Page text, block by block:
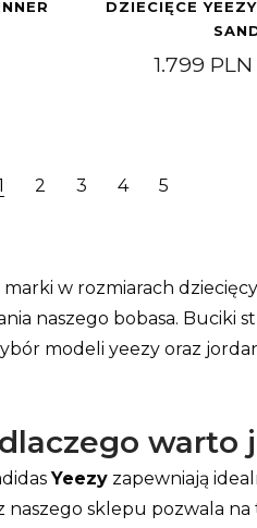
DZIECIĘCE
1.799 PLN
2 3 4 5
w rozmiarach
naszego bobasa. Buciki
modeli yeezy oraz
warto
Yeezy zapewniają
sklepu pozwala